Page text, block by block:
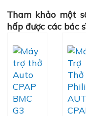
Tham khảo một
hấp được các bác